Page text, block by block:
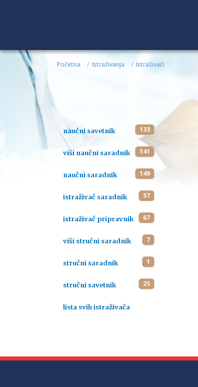
Početna Istraživanja Istraživači
naučni savetnik 133
viši naučni saradnik 141
naučni saradnik 149
istraživač saradnik 57
istraživač pripravnik 67
viši stručni saradnik 7
stručni saradnik 1
stručni savetnik 25
lista svih istraživača